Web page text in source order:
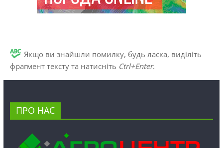
Якщо ви знайшли помилку, будь ласка, виділіть
фрагмент тексту та натисніть Ctrl+Enter.
ПРО НАС